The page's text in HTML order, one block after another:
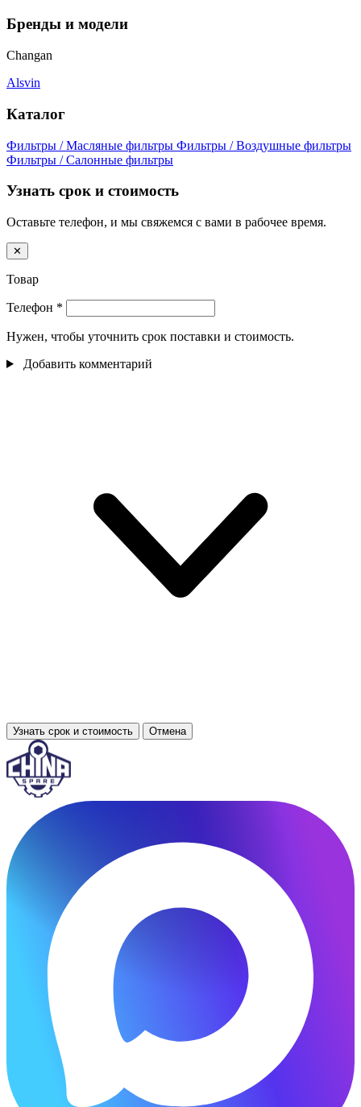
Бренды и модели
Changan
Alsvin
Каталог
Фильтры / Масляные фильтры Фильтры / Воздушные фильтры
Фильтры / Салонные фильтры
Узнать срок и стоимость
Оставьте телефон, и мы свяжемся с вами в рабочее время.
✕
Товар
Телефон *
Нужен, чтобы уточнить срок поставки и стоимость.
Добавить комментарий
Узнать срок и стоимость Отмена